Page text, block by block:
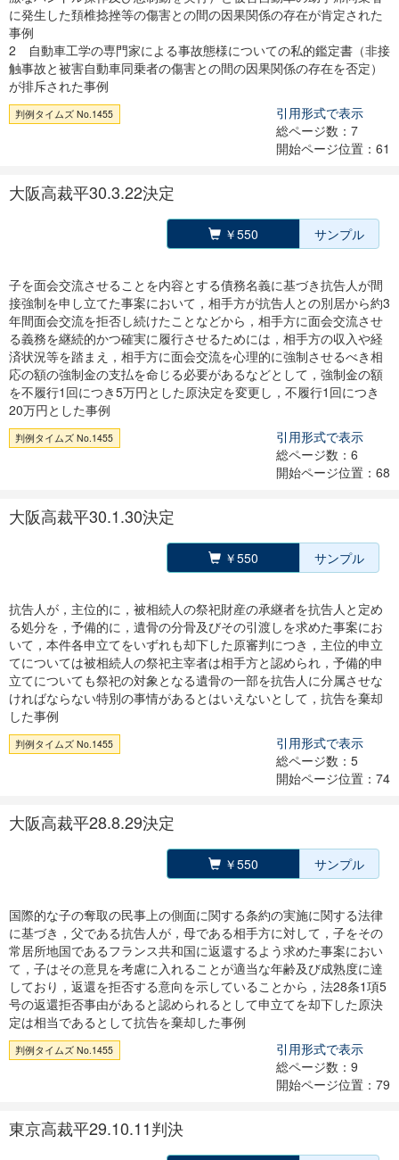
に発生した頚椎捻挫等の傷害との間の因果関係の存在が肯定された
事例
2 自動車工学の専門家による事故態様についての私的鑑定書（非接
触事故と被害自動車同乗者の傷害との間の因果関係の存在を否定）
が排斥された事例
判例タイムズ No.1455
引用形式で表示
総ページ数：7
開始ページ位置：61
大阪高裁平30.3.22決定
￥550 サンプル
子を面会交流させることを内容とする債務名義に基づき抗告人が間
接強制を申し立てた事案において，相手方が抗告人との別居から約3
年間面会交流を拒否し続けたことなどから，相手方に面会交流させ
る義務を継続的かつ確実に履行させるためには，相手方の収入や経
済状況等を踏まえ，相手方に面会交流を心理的に強制させるべき相
応の額の強制金の支払を命じる必要があるなどとして，強制金の額
を不履行1回につき5万円とした原決定を変更し，不履行1回につき
20万円とした事例
判例タイムズ No.1455
引用形式で表示
総ページ数：6
開始ページ位置：68
大阪高裁平30.1.30決定
￥550 サンプル
抗告人が，主位的に，被相続人の祭祀財産の承継者を抗告人と定め
る処分を，予備的に，遺骨の分骨及びその引渡しを求めた事案にお
いて，本件各申立てをいずれも却下した原審判につき，主位的申立
てについては被相続人の祭祀主宰者は相手方と認められ，予備的申
立てについても祭祀の対象となる遺骨の一部を抗告人に分属させな
ければならない特別の事情があるとはいえないとして，抗告を棄却
した事例
判例タイムズ No.1455
引用形式で表示
総ページ数：5
開始ページ位置：74
大阪高裁平28.8.29決定
￥550 サンプル
国際的な子の奪取の民事上の側面に関する条約の実施に関する法律
に基づき，父である抗告人が，母である相手方に対して，子をその
常居所地国であるフランス共和国に返還するよう求めた事案におい
て，子はその意見を考慮に入れることが適当な年齢及び成熟度に達
しており，返還を拒否する意向を示していることから，法28条1項5
号の返還拒否事由があると認められるとして申立てを却下した原決
定は相当であるとして抗告を棄却した事例
判例タイムズ No.1455
引用形式で表示
総ページ数：9
開始ページ位置：79
東京高裁平29.10.11判決